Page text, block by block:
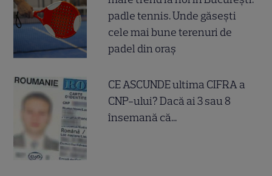
padle tennis. Unde găsești
cele mai bune terenuri de
padel din oraș
CE ASCUNDE ultima CIFRA a
CNP-ului? Dacă ai 3 sau 8
însemană că...